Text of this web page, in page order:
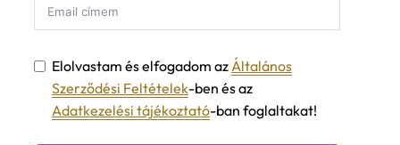
Elolvastam és elfogadom az Általános
Szerződési Feltételek-ben és az
Adatkezelési tájékoztató-ban foglaltakat!